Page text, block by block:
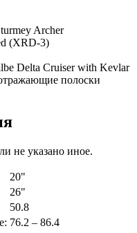
Archer
(XRD-3)
Delta Cruiser with Kevlar
полоски
не указано иное.
20"
26"
50.8
76.2 – 86.4